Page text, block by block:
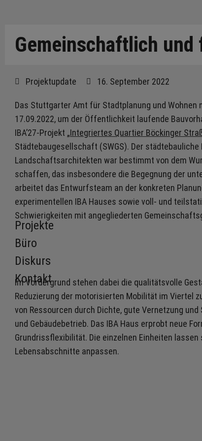
Projekte
Büro
Diskurs
Kontakt
Gemeinschaftlich und
Projektupdate 16. September 2022
Das Stuttgarter Amt für Stadtplanung und Wohnen
17.09.2022, um der Öffentlichkeit laufende
IBA’27-Projekt „Integriertes Quartier Böckinger
Städtebaugesellschaft (SWGS). Der
Landschaftsarchitekten war bestimmt von dem
schaffen, das insbesondere die Begegnung der
arbeitet das Entwurfsteam an der konkreten
experimentellen IBA Hauses sowie voll- und
Schwierigkeiten mit angegliederten
Im Vordergrund stehen dabei die qualitätsvolle
Reduzierung der motorisierten Mobilität im Viertel
von Ressourcen durch Dichte, gute Vernetzung
und Gebäudebetrieb. Das IBA Haus erprobt neue
Grundrissflexibilität. Die einzelnen Einheiten
Lebensabschnitte anpassen.